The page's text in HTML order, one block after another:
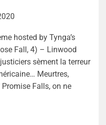
hosted by Tynga’s
Fall, 4) – Linwood
sèment la terreur
Meurtres,
Falls, on ne